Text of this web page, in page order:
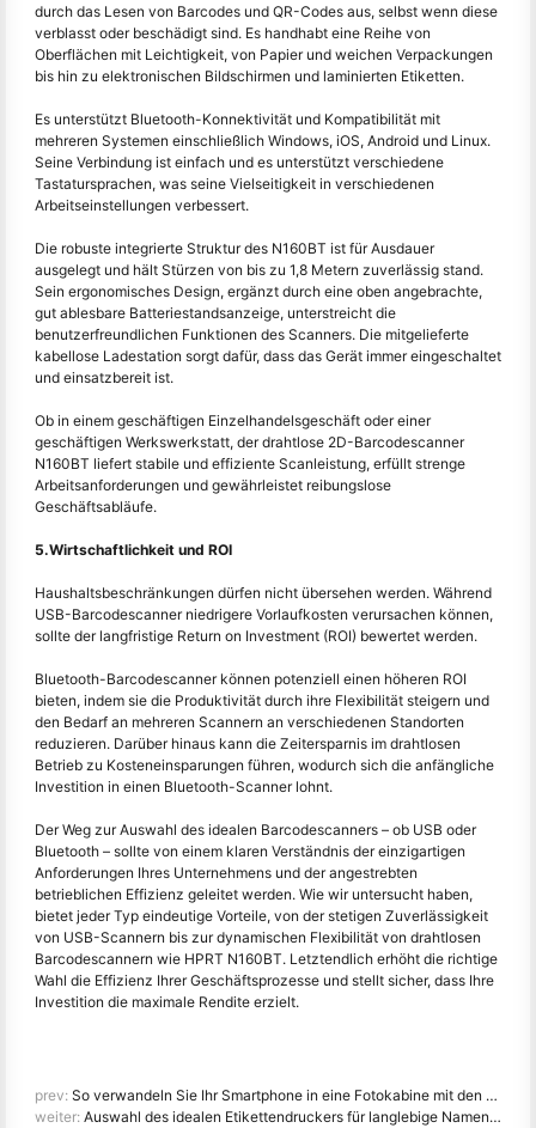
durch das Lesen von Barcodes und QR-Codes aus, selbst wenn diese
verblasst oder beschädigt sind. Es handhabt eine Reihe von
Oberflächen mit Leichtigkeit, von Papier und weichen Verpackungen
bis hin zu elektronischen Bildschirmen und laminierten Etiketten.
Es unterstützt Bluetooth-Konnektivität und Kompatibilität mit
mehreren Systemen einschließlich Windows, iOS, Android und Linux.
Seine Verbindung ist einfach und es unterstützt verschiedene
Tastatursprachen, was seine Vielseitigkeit in verschiedenen
Arbeitseinstellungen verbessert.
Die robuste integrierte Struktur des N160BT ist für Ausdauer
ausgelegt und hält Stürzen von bis zu 1,8 Metern zuverlässig stand.
Sein ergonomisches Design, ergänzt durch eine oben angebrachte,
gut ablesbare Batteriestandsanzeige, unterstreicht die
benutzerfreundlichen Funktionen des Scanners. Die mitgelieferte
kabellose Ladestation sorgt dafür, dass das Gerät immer eingeschaltet
und einsatzbereit ist.
Ob in einem geschäftigen Einzelhandelsgeschäft oder einer
geschäftigen Werkswerkstatt, der drahtlose 2D-Barcodescanner
N160BT liefert stabile und effiziente Scanleistung, erfüllt strenge
Arbeitsanforderungen und gewährleistet reibungslose
Geschäftsabläufe.
5.Wirtschaftlichkeit und ROI
Haushaltsbeschränkungen dürfen nicht übersehen werden. Während
USB-Barcodescanner niedrigere Vorlaufkosten verursachen können,
sollte der langfristige Return on Investment (ROI) bewertet werden.
Bluetooth-Barcodescanner können potenziell einen höheren ROI
bieten, indem sie die Produktivität durch ihre Flexibilität steigern und
den Bedarf an mehreren Scannern an verschiedenen Standorten
reduzieren. Darüber hinaus kann die Zeitersparnis im drahtlosen
Betrieb zu Kosteneinsparungen führen, wodurch sich die anfängliche
Investition in einen Bluetooth-Scanner lohnt.
Der Weg zur Auswahl des idealen Barcodescanners – ob USB oder
Bluetooth – sollte von einem klaren Verständnis der einzigartigen
Anforderungen Ihres Unternehmens und der angestrebten
betrieblichen Effizienz geleitet werden. Wie wir untersucht haben,
bietet jeder Typ eindeutige Vorteile, von der stetigen Zuverlässigkeit
von USB-Scannern bis zur dynamischen Flexibilität von drahtlosen
Barcodescannern wie HPRT N160BT. Letztendlich erhöht die richtige
Wahl die Effizienz Ihrer Geschäftsprozesse und stellt sicher, dass Ihre
Investition die maximale Rendite erzielt.
prev: So verwandeln Sie Ihr Smartphone in eine Fotokabine mit den neuesten Smart Phone Druckern
weiter: Auswahl des idealen Etikettendruckers für langlebige Namensschilder und Folienetiketten